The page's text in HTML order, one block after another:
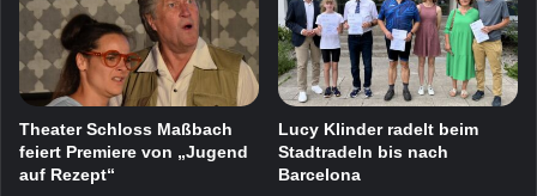
Theater Schloss Maßbach
feiert Premiere von „Jugend
auf Rezept“
Lucy Klinder radelt beim
Stadtradeln bis nach
Barcelona